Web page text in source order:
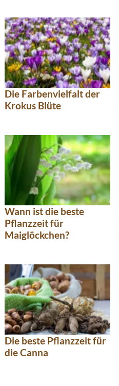
Die Farbenvielfalt der
Krokus Blüte
Wann ist die beste
Pflanzzeit für
Maiglöckchen?
Die beste Pflanzzeit für
die Canna